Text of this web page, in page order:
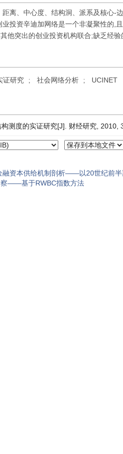
离、中心度、结构洞、派系及核心-
投资辛迪加网络是一个非凝聚性的,
他突出的创业投资机构联合;缺乏经
证研究 ; 社会网络分析 ; UCINET
测度的实证研究[J]. 财经研究, 2010,
融资本供给机制剖析——以20世纪前
察——基于RWBC指数方法